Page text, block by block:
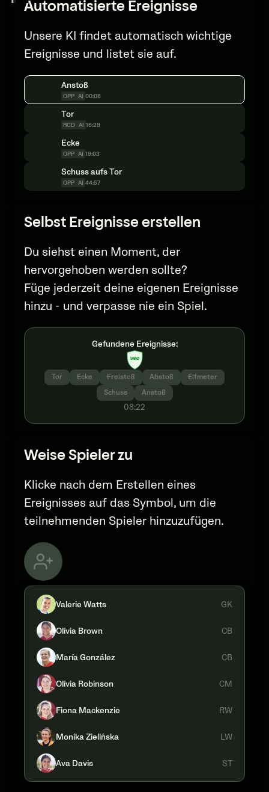
Automatisierte Ereignisse
Unsere KI findet automatisch wichtige
Ereignisse und listet sie auf.
Anstoß
OPP AI 00:08
Tor
RCD AI 16:29
Ecke
OPP AI 19:03
Schuss aufs Tor
OPP AI 44:57
Selbst Ereignisse erstellen
Du siehst einen Moment, der
hervorgehoben werden sollte?
Füge jederzeit deine eigenen Ereignisse
hinzu - und verpasse nie ein Spiel.
Gefundene Ereignisse:
Tor Ecke Freistoß Abstoß
Elfmeter
Schuss
Anstoß
08:22
Weise Spieler zu
Klicke nach dem Erstellen eines
Ereignisses auf das Symbol, um die
teilnehmenden Spieler hinzuzufügen.
Valerie Watts GK
Olivia Brown CB
María González CB
Olivia Robinson CM
Fiona Mackenzie RW
Monika Zielińska LW
Ava Davis ST